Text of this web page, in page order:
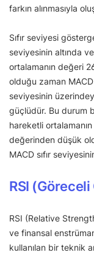
farkın alınmasıyla
Sıfır seviyesi
seviyesinin altında
ortalamanın değeri
olduğu zaman MACD
seviyesinin
güçlüdür. Bu durum
hareketli
değerinden düşük
MACD sıfır
RSI
RSI (Relative
ve finansal
kullanılan bir teknik